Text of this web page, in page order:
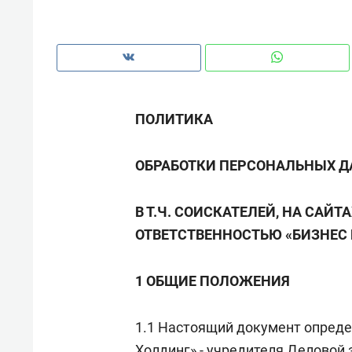
ПОЛИТИКА
ОБРАБОТКИ ПЕРСОНАЛЬНЫХ
В Т.Ч. СОИСКАТЕЛЕЙ, НА
ОТВЕТСТВЕННОСТЬЮ
1 ОБЩИЕ ПОЛОЖЕНИЯ
1.1 Настоящий документ
Рекомендуем
строят тишину в казанском
ЖК «Заря»
когда